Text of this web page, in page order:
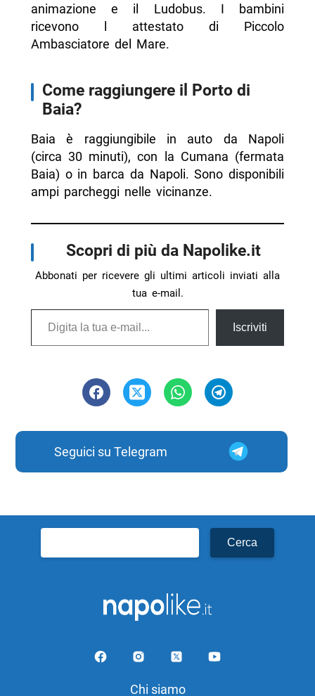
animazione e il Ludobus. I bambini
ricevono l attestato di Piccolo
Ambasciatore del Mare.
Come raggiungere il Porto di
Baia?
Baia è raggiungibile in auto da Napoli
(circa 30 minuti), con la Cumana (fermata
Baia) o in barca da Napoli. Sono disponibili
ampi parcheggi nelle vicinanze.
Scopri di più da Napolike.it
Abbonati per ricevere gli ultimi articoli inviati alla
tua e-mail.
Digita la tua e-mail...
Iscriviti
Seguici su Telegram
per:
Chi siamo